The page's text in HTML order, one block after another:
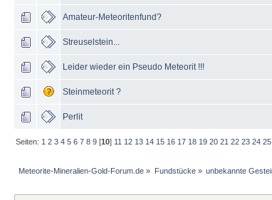
Amateur-Meteoritenfund?
Streuselstein...
Leider wieder ein Pseudo Meteorit !!!
Steinmeteorit ?
Perlit
Seiten: 1 2 3 4 5 6 7 8 9 [10] 11 12 13 14 15 16 17 18 19 20 21 22 23 24 25
Meteorite-Mineralien-Gold-Forum.de » Fundstücke» unbekannte